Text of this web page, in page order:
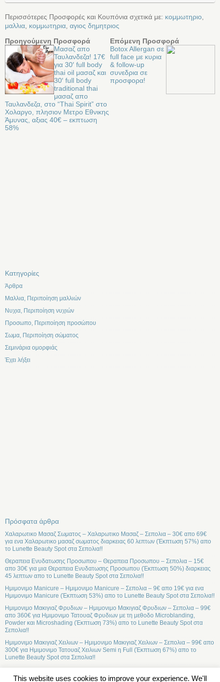
This website uses cookies to improve your experience. We'll
Περισσότερες Προσφορές και Κουπόνια σχετικά με: κομμωτηριο
μαλλια κομμωτηρια αγιος δημητριος
Προηγούμενη Προσφορά
Μασαζ απο
Ταυλανδεζα! 17€
για 30′ full body
thai oil μασαζ και
30′ full body
traditional thai
μασαζ απο
Ταυλανδεζα, στο “Thai Spirit” στο
Χολαργο, πλησιον Μετρο Εθνικης
Άμυνας, αξιας 40€ – εκπτωση
58%
Επόμενη Προσφορά
Botox Allergan σε
full face με κυρια
& follow-up
συνεδρια σε
προσφορα!
Kατηγορίες
Άρθρα
Μαλλια, Περιποίηση μαλλιών
Νυχια, Περιποίηση νυχιών
Προσωπο, Περιποίηση προσώπου
Σωμα, Περιποίηση σώματος
Σεμινάρια ομορφιάς
Έχει λήξει
Πρόσφατα άρθρα
Χαλαρωτικο Μασαζ Σωματος – Χαλαρωτικο Μασαζ – Σεπολια – 30€ απο 69€
για ενα Χαλαρωτικο μασαζ σωματος διαρκειας 60 λεπτων (Έκπτωση 57%) απο
το Lunette Beauty Spot στα Σεπολια!!
Θεραπεια Ενυδατωσης Προσωπου – Θεραπεια Προσωπου – Σεπολια – 15€
απο 30€ για μια Θεραπεια Ενυδατωσης Προσωπου (Έκπτωση 50%) διαρκειας
45 λεπτων απο το Lunette Beauty Spot στα Σεπολια!!
Ημιμονιμο Manicure – Ημιμονιμο Manicure – Σεπολια – 9€ απο 19€ για ενα
Ημιμονιμο Manicure (Έκπτωση 53%) απο το Lunette Beauty Spot στα Σεπολια!!
Ημιμονιμο Μακιγιαζ Φρυδιων – Ημιμονιμο Μακιγιαζ Φρυδιων – Σεπολια – 99€
απο 360€ για Ημιμονιμο Τατουαζ Φρυδιων με τη μεθοδο Microblanding,
Powder και Microshading (Έκπτωση 73%) απο το Lunette Beauty Spot στα
Σεπολια!!
Ημιμονιμο Μακιγιαζ Χειλιων – Ημιμονιμο Μακιγιαζ Χειλιων – Σεπολια – 99€ απο
300€ για Ημιμονιμο Τατουαζ Χειλιων Semi η Full (Έκπτωση 67%) απο το
Lunette Beauty Spot στα Σεπολια!!